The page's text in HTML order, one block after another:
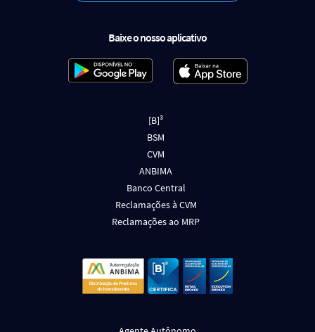
Baixe o nosso aplicativo
[B]³
BSM
CVM
ANBIMA
Banco Central
Reclamações à CVM
Reclamações ao MRP